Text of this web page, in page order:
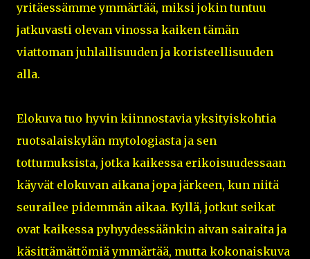
yritäessämme ymmärtää, miksi jokin tuntuu
jatkuvasti olevan vinossa kaiken tämän
viattoman juhlallisuuden ja koristeellisuuden
alla.
Elokuva tuo hyvin kiinnostavia yksityiskohtia
ruotsalaiskylän mytologiasta ja sen
tottumuksista, jotka kaikessa erikoisuudessaan
käyvät elokuvan aikana jopa järkeen, kun niitä
seurailee pidemmän aikaa. Kyllä, jotkut seikat
ovat kaikessa pyhyydessäänkin aivan sairaita ja
käsittämättömiä ymmärtää, mutta kokonaiskuva